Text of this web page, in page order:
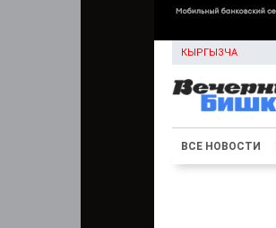
КЫРГЫЗЧА
ВСЕ НОВОСТИ